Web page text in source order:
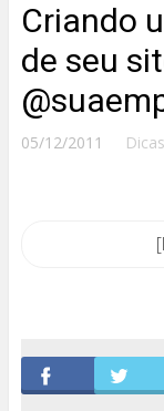
Criando
de seu
05/12/2011